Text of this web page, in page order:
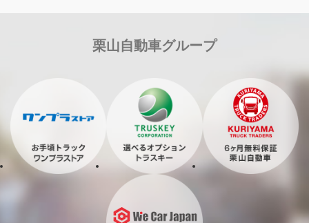
栗山自動車グループ